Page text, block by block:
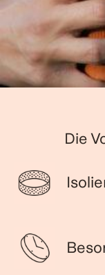
Die